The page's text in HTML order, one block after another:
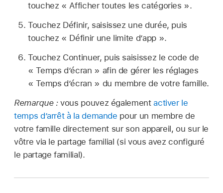
touchez « Afficher toutes les catégories ».
Touchez Définir, saisissez une durée, puis
touchez « Définir une limite d’app ».
Touchez Continuer, puis saisissez le code de
« Temps d’écran » afin de gérer les réglages
« Temps d’écran » du membre de votre famille.
Remarque :vous pouvez égalementactiver le
temps d’arrêt à la demande pour un membre de
votre famille directement sur son appareil, ou sur le
vôtre via le partage familial (si vous avez configuré
le partage familial).